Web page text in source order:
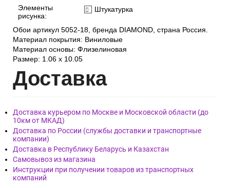
Элементы
рисунка:
Штукатурка
Обои артикул 5052-18, бренда DIAMOND, страна Россия.
Материал покрытия: Виниловые
Материал основы: Флизелиновая
Размер: 1.06 x 10.05
Доставка
Доставка курьером по Москве и Московской области (до
10км от МКАД)
Доставка по России (службы доставки и транспортные
компании)
Доставка в Республику Беларусь и Казахстан
Самовывоз из магазина
Инструкции при получении товаров из транспортных
компаний